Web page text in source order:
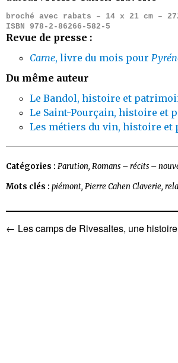
broché avec rabats – 14 x 21 cm –
ISBN 978-2-86266-582-5
Revue de presse :
Carne, livre du mois pour
Du même auteur
Le Bandol, histoire et
Le Saint-Pourçain, histoire et
Les métiers du vin, histoire et
Catégories : Parution, Romans – récits –
Mots clés : piémont, Pierre Cahen Claverie,
Navigation
← Les camps de Rivesaltes, une